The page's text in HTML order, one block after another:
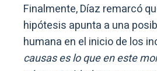
Finalmente, Díaz remarcó
hipótesis apunta a una
humana en el inicio de los
causas es lo que en este